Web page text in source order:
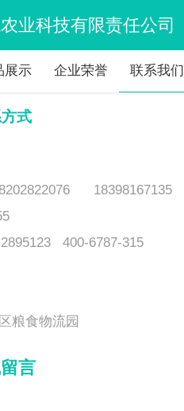
业科技有限责任公司
展示 企业荣誉 联系我们
式
18398167135
400-6787-315
粮食物流园
言